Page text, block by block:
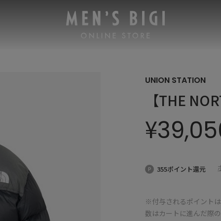
UNION STATION
【THE
¥
355ポイント還元
※付与されるポイント
数はカートに進んだ際